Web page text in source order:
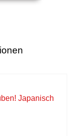
Japanisch